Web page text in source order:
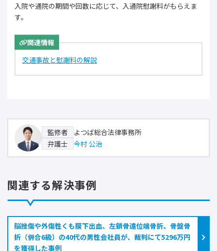
入院や通院の期間や回数に応じて、入通院慰謝料がもらえま
す。
関連情報
交通事故と慰謝料の解説
監修者
よつば総合法律事務所
弁護士
今村 公治
関連する解決事例
脳挫傷や外傷性くも膜下出血、左鎖骨遠位端骨折、骨盤骨
折（併合6級）の40代の男性会社員が、裁判にて5296万円
を獲得した事例